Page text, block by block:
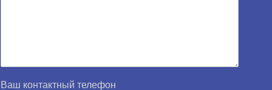
Ваш контактный телефон